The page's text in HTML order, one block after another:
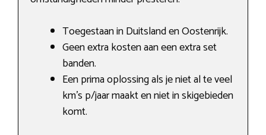
Toegestaan in Duitsland en Oostenrijk.
Geen extra kosten aan een extra set
banden.
Een prima oplossing als je niet al te veel
km’s p/jaar maakt en niet in skigebieden
komt.